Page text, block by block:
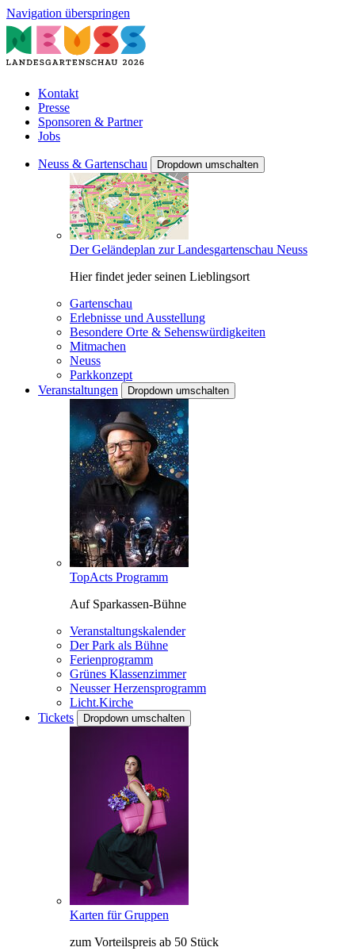
Navigation überspringen
Kontakt
Presse
Sponsoren & Partner
Jobs
Neuss & Gartenschau Dropdown umschalten
Der Geländeplan zur Landesgartenschau Neuss
Hier findet jeder seinen Lieblingsort
Gartenschau
Erlebnisse und Ausstellung
Besondere Orte & Sehenswürdigkeiten
Mitmachen
Neuss
Parkkonzept
Veranstaltungen
Dropdown umschalten
TopActs Programm
Auf Sparkassen-Bühne
Veranstaltungskalender
Der Park als Bühne
Ferienprogramm
Grünes Klassenzimmer
Neusser Herzensprogramm
Licht.Kirche
Tickets
Dropdown umschalten
Karten für Gruppen
zum Vorteilspreis ab 50 Stück